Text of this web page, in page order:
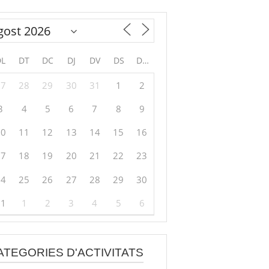
DT DC DJ DV DS DG
28 29 30 31 1
2
4 5 6 7 8
9
11 12 13 14 15
16
18 19 20 21 22
23
25 26 27 28 29
30
1 2 3 4 5 6
D'ACTIVITATS